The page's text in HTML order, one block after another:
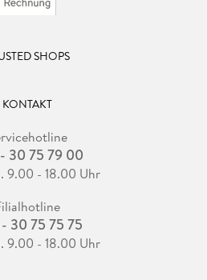
SHOPS
KONTAKT
30 75 79 00
9.00 - 18.00 Uhr
30 75 75 75
9.00 - 18.00 Uhr